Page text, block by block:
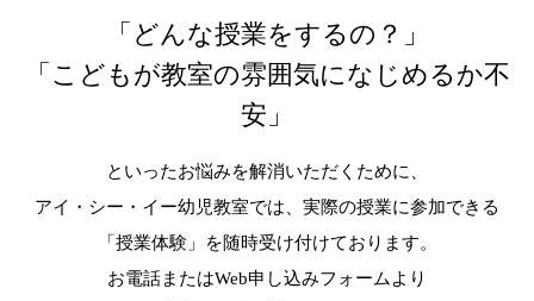
「どんな授業をするの？」
「こどもが教室の雰囲気になじめるか不
安」
といったお悩みを解消いただくために、
アイ・シー・イー幼児教室では、実際の授業に参加できる
「授業体験」を随時受け付けております。
お電話またはWeb申し込みフォームより